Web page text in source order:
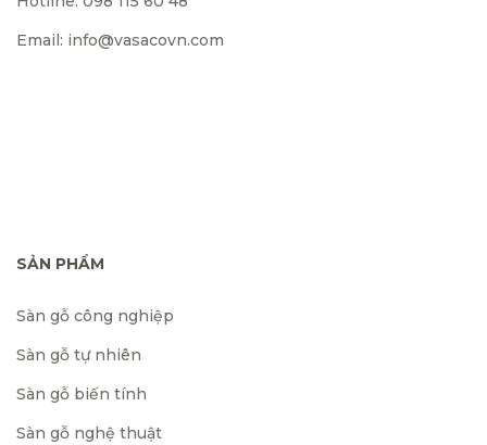
Email: info@vasacovn.com
SẢN PHẨM
Sàn gỗ công nghiệp
Sàn gỗ tự nhiên
Sàn gỗ biến tính
Sàn gỗ nghệ thuật